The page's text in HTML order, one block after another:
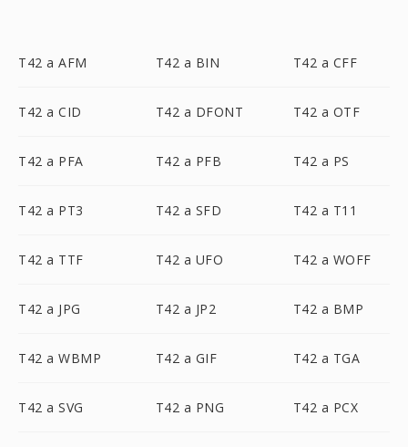
T42 a AFM T42 a BIN T42 a CFF
T42 a CID T42 a DFONT T42 a OTF
T42 a PFA T42 a PFB T42 a PS
T42 a PT3 T42 a SFD T42 a T11
T42 a TTF T42 a UFO T42 a WOFF
T42 a JPG T42 a JP2 T42 a BMP
T42 a WBMP T42 a GIF T42 a TGA
T42 a SVG T42 a PNG T42 a PCX